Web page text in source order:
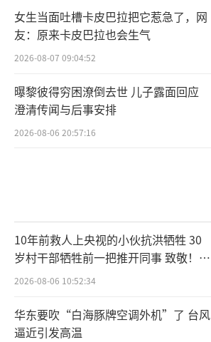
女生当面吐槽卡皮巴拉把它惹急了，网
友：原来卡皮巴拉也会生气
2026-08-07 09:04:52
曝黎彼得穷困潦倒去世 儿子露面回应
澄清传闻与后事安排
2026-08-06 20:57:16
10年前救人上央视的小伙抗洪牺牲 30
岁村干部牺牲前一把推开同事 致敬！送
别！
2026-08-06 10:52:34
华东要吹“白海豚牌空调外机”了 台风
逼近引发高温